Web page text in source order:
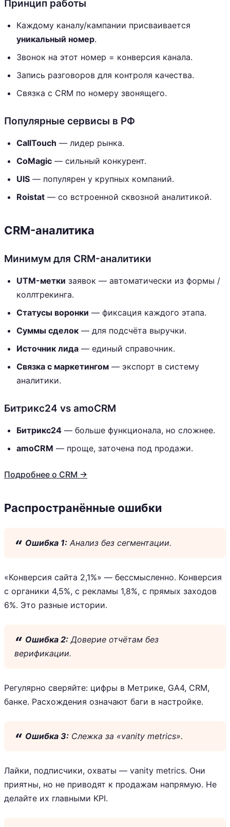
Принцип работы
Каждому каналу/кампании присваивается
уникальный номер.
Звонок на этот номер = конверсия канала.
Запись разговоров для контроля качества.
Связка с CRM по номеру звонящего.
Популярные сервисы в РФ
CallTouch — лидер рынка.
CoMagic — сильный конкурент.
UIS — популярен у крупных компаний.
Roistat — со встроенной сквозной аналитикой.
CRM-аналитика
Минимум для CRM-аналитики
UTM-метки заявок — автоматически из формы /
коллтрекинга.
Статусы воронки — фиксация каждого этапа.
Суммы сделок — для подсчёта выручки.
Источник лида — единый справочник.
Связка с маркетингом — экспорт в систему
аналитики.
Битрикс24 vs amoCRM
Битрикс24 — больше функционала, но сложнее.
amoCRM — проще, заточена под продажи.
Подробнее о CRM →
Распространённые ошибки
Ошибка 1: Анализ без сегментации.
«Конверсия сайта 2,1%» — бессмысленно. Конверсия
с органики 4,5%, с рекламы 1,8%, с прямых заходов
6%. Это разные истории.
Ошибка 2: Доверие отчётам без
верификации.
Регулярно сверяйте: цифры в Метрике, GA4, CRM,
банке. Расхождения означают баги в настройке.
Ошибка 3: Слежка за «vanity metrics».
Лайки, подписчики, охваты — vanity metrics. Они
приятны, но не приводят к продажам напрямую. Не
делайте их главными KPI.